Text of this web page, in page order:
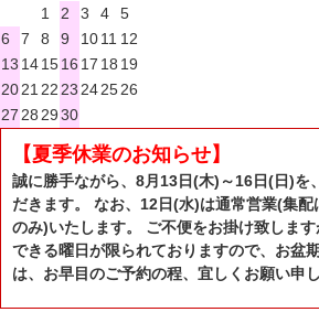
1 2 3 4
5
6
7 8 9 1011 12
13 141516 17 18 19
2021 22 23 242526
27 28 2930
【夏季休業のお知らせ】
誠に勝手ながら、8月13日(木)～16日(日)を
だきます。 なお、12日(水)は通常営業(集
のみ)いたします。 ご不便をお掛け致しま
できる曜日が限られておりますので、お盆
は、お早目のご予約の程、宜しくお願い申し